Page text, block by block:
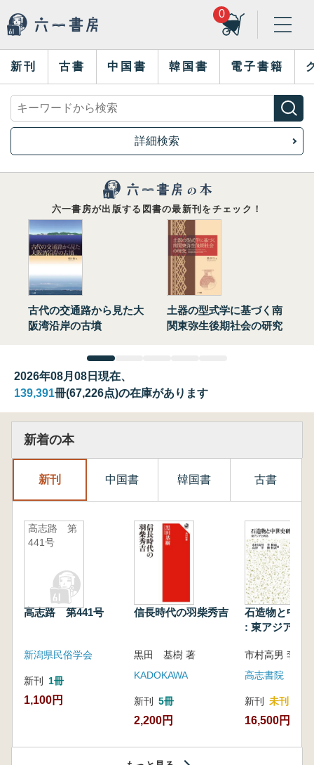
0
新刊 古書 中国書 韓国書 電子書籍
詳細検索
六一書房が出版する図書の最新刊をチェック！
古代の交通路から見た大
阪湾沿岸の古墳
土器の型式学に基づく南
関東弥生後期社会の研究
2026年08月08日現在、
139,391冊(67,226点)の在庫があります
新着の本
新刊 中国書 韓国書 古書
高志路 第
441号
高志路 第441号
新潟県民俗学会
新刊 1冊
1,100円
信長時代の羽柴秀吉
黒田 基樹 著
KADOKAWA
新刊 5冊
2,200円
石造物と中世
: 東アジアと
高志書院
新刊 未刊
16,500円